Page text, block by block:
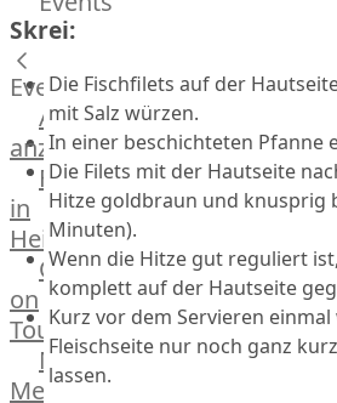
Hardware
Küchenhelfer
Grillgeräte
Beefer®
Gasgrills
Big
Green
Egg
Grill
Nesmuk
Berkel
Dry
Aging
Events
Alle
anzeigen
Fleischkompetenz
in
Heinsberg
OTTO
on
Tour
Männer
Metzger
Skrei:
Die Fischfilets auf der
mit Salz würzen.
In einer beschichteten Pfanne
Die Filets mit der Hautseite
Hitze goldbraun und knusprig
Minuten).
Wenn die Hitze gut reguliert
komplett auf der Hautseite
Kurz vor dem Servieren
Fleischseite nur noch ganz
lassen.